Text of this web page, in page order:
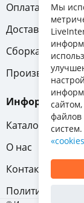
Оплата
Доставка
Сборка
Производители
Информация
Каталог мебели
О нас
Контакты
Политика
Мы
файлов
систем.